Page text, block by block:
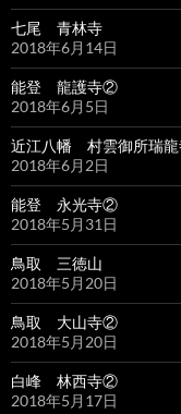
七尾 青林寺
2018年6月14日
能登 龍護寺②
2018年6月5日
近江八幡 村雲御所瑞龍
2018年6月2日
能登 永光寺②
2018年5月31日
鳥取 三徳山
2018年5月20日
鳥取 大山寺②
2018年5月20日
白峰 林西寺②
2018年5月17日